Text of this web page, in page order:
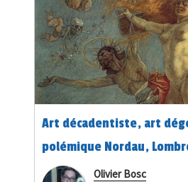
Art décadentiste, art
polémique Nordau,
Olivier Bosc